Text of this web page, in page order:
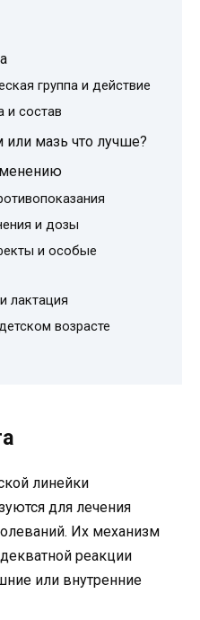
группа и действие
и состав
мазь что лучше?
и дозы
и особые
лактация
возрасте
линейки
для лечения
Их механизм
реакции
или внутренние